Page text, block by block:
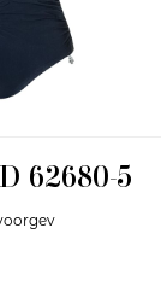
62680-5